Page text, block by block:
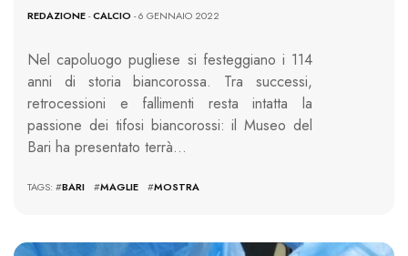
REDAZIONE-CALCIO - 6 GENNAIO 2022
Nel capoluogo pugliese si festeggiano i 114
anni di storia biancorossa. Tra successi,
retrocessioni e fallimenti resta intatta la
passione dei tifosi biancorossi: il Museo del
Bari ha presentato terrà…
TAGS: #BARI #MAGLIE #MOSTRA